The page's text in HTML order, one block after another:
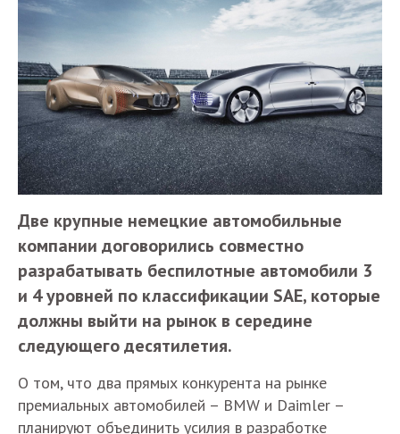
Две крупные немецкие автомобильные
компании договорились совместно
разрабатывать беспилотные автомобили 3
и 4 уровней по классификации SAE, которые
должны выйти на рынок в середине
следующего десятилетия.
О том, что два прямых конкурента на рынке
премиальных автомобилей – BMW и Daimler –
планируют объединить усилия в разработке